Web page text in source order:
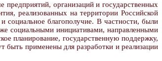
организаций и государственных
реализованных на территории Российской
социальное благополучие. В частности, были
социальными инициативами, направленными
планирование, государственную поддержку,
быть применены для разработки и реализации